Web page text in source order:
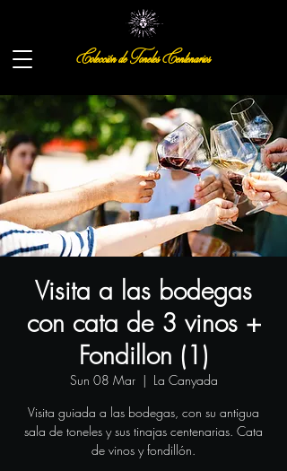
Colección de Toneles Centenarios
Visita a las bodegas
con cata de 3 vinos +
Fondillon (1)
Sun 08 Mar
  |
La Canyada
Visita guiada a las bodegas, con su antigua
sala de toneles y sus tinajas centenarias. Cata
de vinos y fondillón.